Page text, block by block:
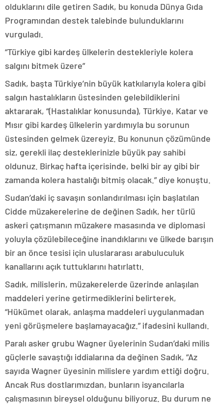
olduklarını dile getiren Sadık, bu konuda Dünya Gıda
Programından destek talebinde bulunduklarını
vurguladı.
“Türkiye gibi kardeş ülkelerin destekleriyle kolera
salgını bitmek üzere”
Sadık, başta Türkiye’nin büyük katkılarıyla kolera gibi
salgın hastalıkların üstesinden gelebildiklerini
aktararak, “(Hastalıklar konusunda), Türkiye, Katar ve
Mısır gibi kardeş ülkelerin yardımıyla bu sorunun
üstesinden gelmek üzereyiz. Bu konunun çözümünde
siz, gerekli ilaç desteklerinizle büyük pay sahibi
oldunuz. Birkaç hafta içerisinde, belki bir ay gibi bir
zamanda kolera hastalığı bitmiş olacak.” diye konuştu.
Sudan’daki iç savaşın sonlandırılması için başlatılan
Cidde müzakerelerine de değinen Sadık, her türlü
askeri çatışmanın müzakere masasında ve diplomasi
yoluyla çözülebileceğine inandıklarını ve ülkede barışın
bir an önce tesisi için uluslararası arabuluculuk
kanallarını açık tuttuklarını hatırlattı.
Sadık, milislerin, müzakerelerde üzerinde anlaşılan
maddeleri yerine getirmediklerini belirterek,
“Hükümet olarak, anlaşma maddeleri uygulanmadan
yeni görüşmelere başlamayacağız.” ifadesini kullandı.
Paralı asker grubu Wagner üyelerinin Sudan’daki milis
güçlerle savaştığı iddialarına da değinen Sadık, “Az
sayıda Wagner üyesinin milislere yardım ettiği doğru.
Ancak Rus dostlarımızdan, bunların isyancılarla
çalışmasının bireysel olduğunu biliyoruz. Bu durum ne